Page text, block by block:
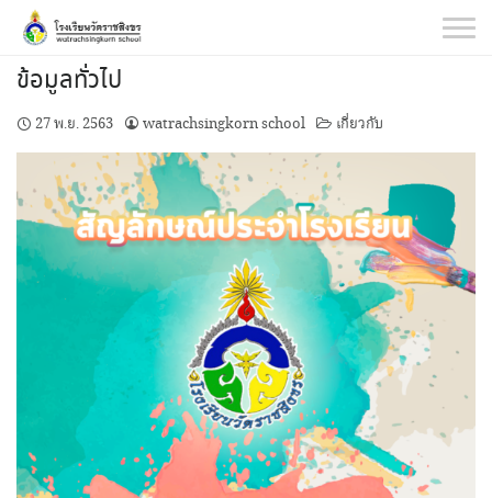
Skip
content
ข้อมูลทั่วไป
27 พ.ย. 2563 watrachsingkorn school เกี่ยวกับ